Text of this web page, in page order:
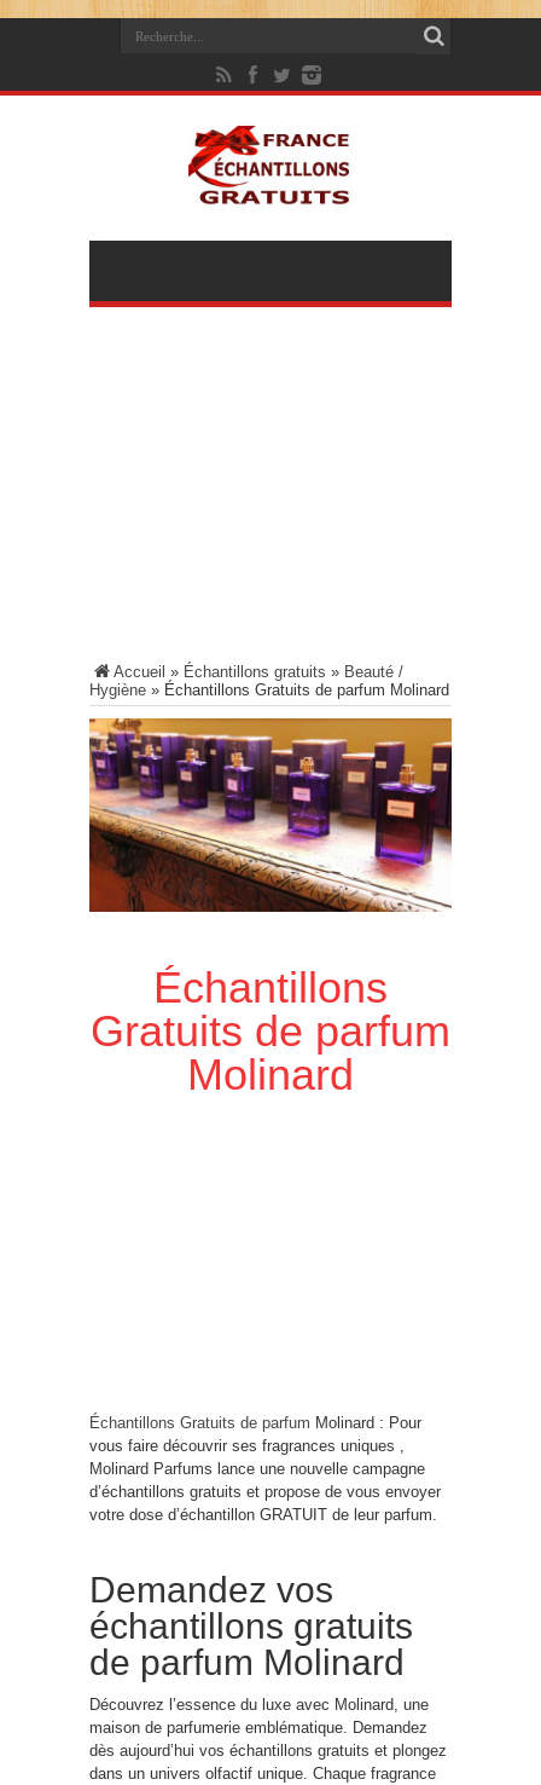
Accueil » Échantillons gratuits » Beauté /
Hygiène » Échantillons Gratuits de parfum Molinard
Échantillons
Gratuits de parfum
Molinard
Échantillons Gratuits de parfum Molinard : Pour
vous faire découvrir ses fragrances uniques ,
Molinard Parfums lance une nouvelle campagne
d’échantillons gratuits et propose de vous envoyer
votre dose d’échantillon GRATUIT de leur parfum.
Demandez vos
échantillons gratuits
de parfum Molinard
Découvrez l’essence du luxe avec Molinard, une
maison de parfumerie emblématique. Demandez
dès aujourd’hui vos échantillons gratuits et plongez
dans un univers olfactif unique. Chaque fragrance